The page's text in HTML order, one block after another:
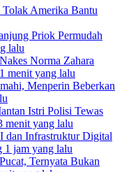
Amerika Bantu
Priok Permudah
lalu
Norma Zahara
menit yang lalu
Menperin Beberkan
Istri Polisi Tewas
menit yang lalu
Infrastruktur Digital
1 jam yang lalu
Ternyata Bukan